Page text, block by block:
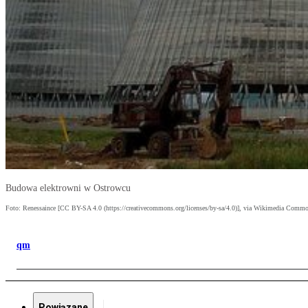
Budowa elektrowni w Ostrowcu
Foto: Renessaince [CC BY-SA 4.0 (https://creativecommons.org/licenses/by-sa/4.0)], via Wikimedia
qm